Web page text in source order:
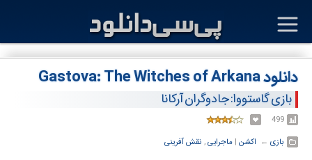
دانلود Gastova: The Witches of Arkana
بازی گاستووا: جادوگران آرکانا
499
بازی ← ‏ اکشن ‏| ماجرایی, نقش آفرینی